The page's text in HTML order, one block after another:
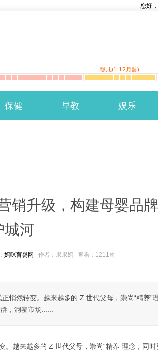
您好
婴儿(1-12月龄)
保健 早教 娱乐
销升级，构建母婴品
城河
妈咪育婴网 作者：果果妈 查看： 1211次
悄然转变。越来越多的 Z 世代父母，崇尚“精养”
，洞察市场......
越来越多的 Z 世代父母，崇尚“精养”理念，同